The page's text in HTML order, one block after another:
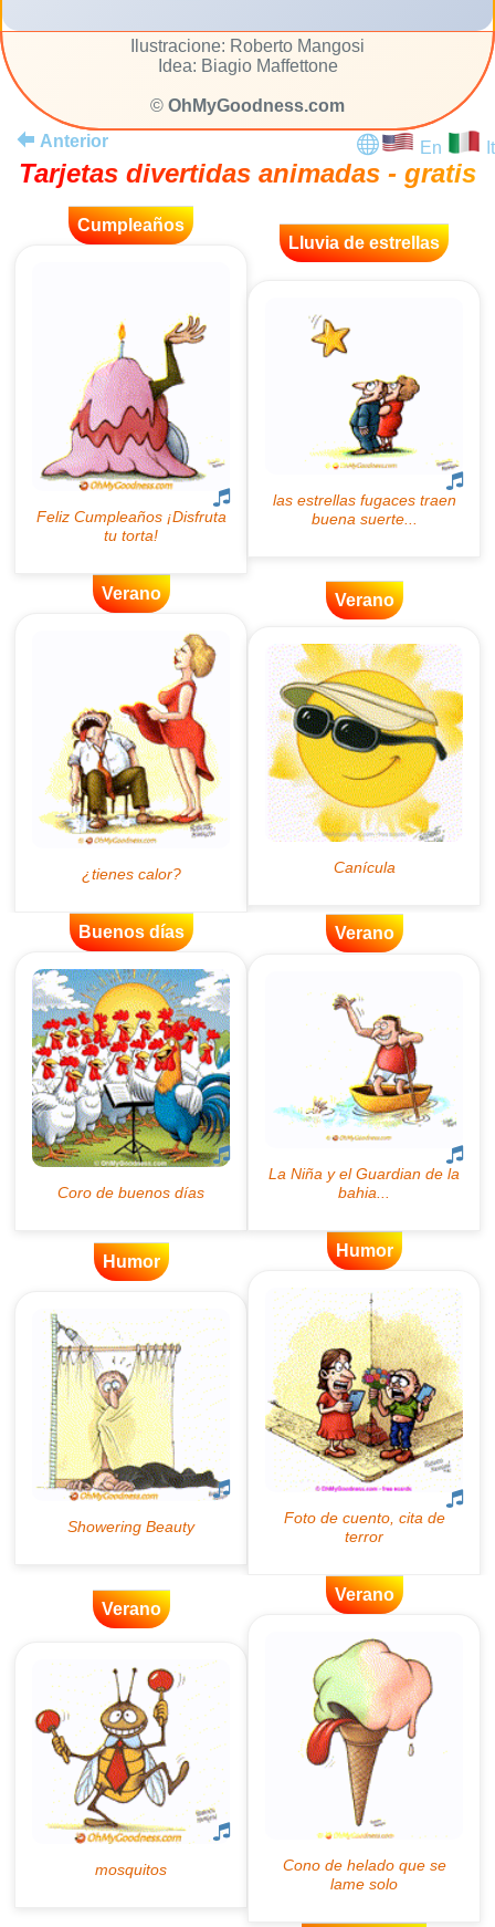
Ilustracione: Roberto Mangosi
Idea: Biagio Maffettone
© OhMyGoodness.com
Anterior
En It
Tarjetas divertidas animadas - gratis
Cumpleaños
Lluvia de estrellas
Verano Verano
Buenos días Verano
Humor
Humor
Verano
Verano